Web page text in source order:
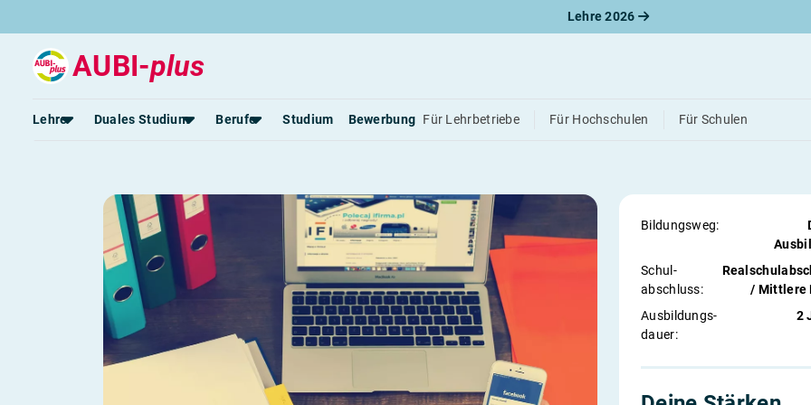
Lehre 2026
AUBI-plus
Lehre
Rund um die Lehre
Lehrstellen 2026
Alle Städte von A-Z
Rechte in der Lehre
Duales Studium
Rund um das duale Studium
Duale Studienplätze 2026
Duale Studiengänge von A-Z
Alle Orte von A-Z
Berufe
Rund um Berufe
Lehrlingseinkommen
Berufe nach Themen
Alle Lehrberufe
Berufs-Check starten
Studium Bewerbung Für Lehrbetriebe Für Hochschulen Für Schulen
Regierungssekretäranwärter/in
Bildungsweg:
Schul­
abschluss:
/ Mittlere
Ausbildungs­
dauer:
2